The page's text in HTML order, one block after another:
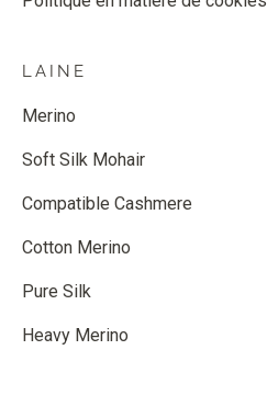
LAINE
Merino
Soft Silk Mohair
Compatible Cashmere
Cotton Merino
Pure Silk
Heavy Merino